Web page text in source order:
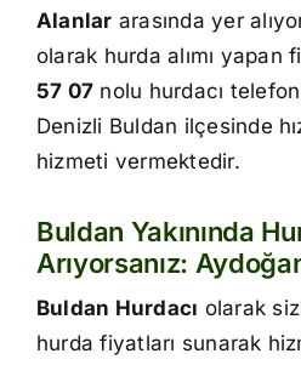
Alanlar arasında yer
olarak hurda alımı yapan
57 07 nolu hurdacı
Denizli Buldan ilçesinde
hizmeti vermektedir.
Buldan Yakınında
Arıyorsanız:
Buldan Hurdacı olarak
hurda fiyatları sunarak